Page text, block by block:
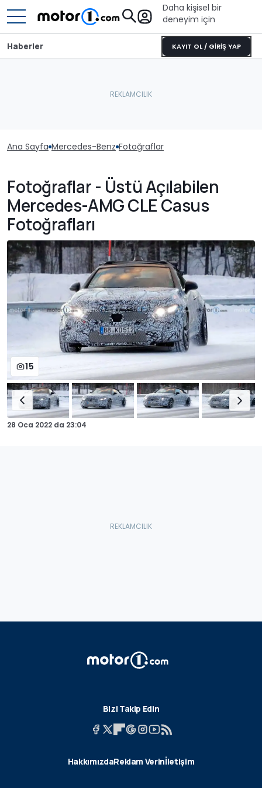
Daha kişisel bir
deneyim için
KAYIT OL / GİRİŞ YAP
Haberler
Ana Sayfa Mercedes-Benz Fotoğraflar
Fotoğraflar - Üstü Açılabilen
Mercedes-AMG CLE Casus
Fotoğrafları
15
28 Oca 2022 da 23:04
Bizi Takip Edin
HakkımızdaReklam Verinİletişim